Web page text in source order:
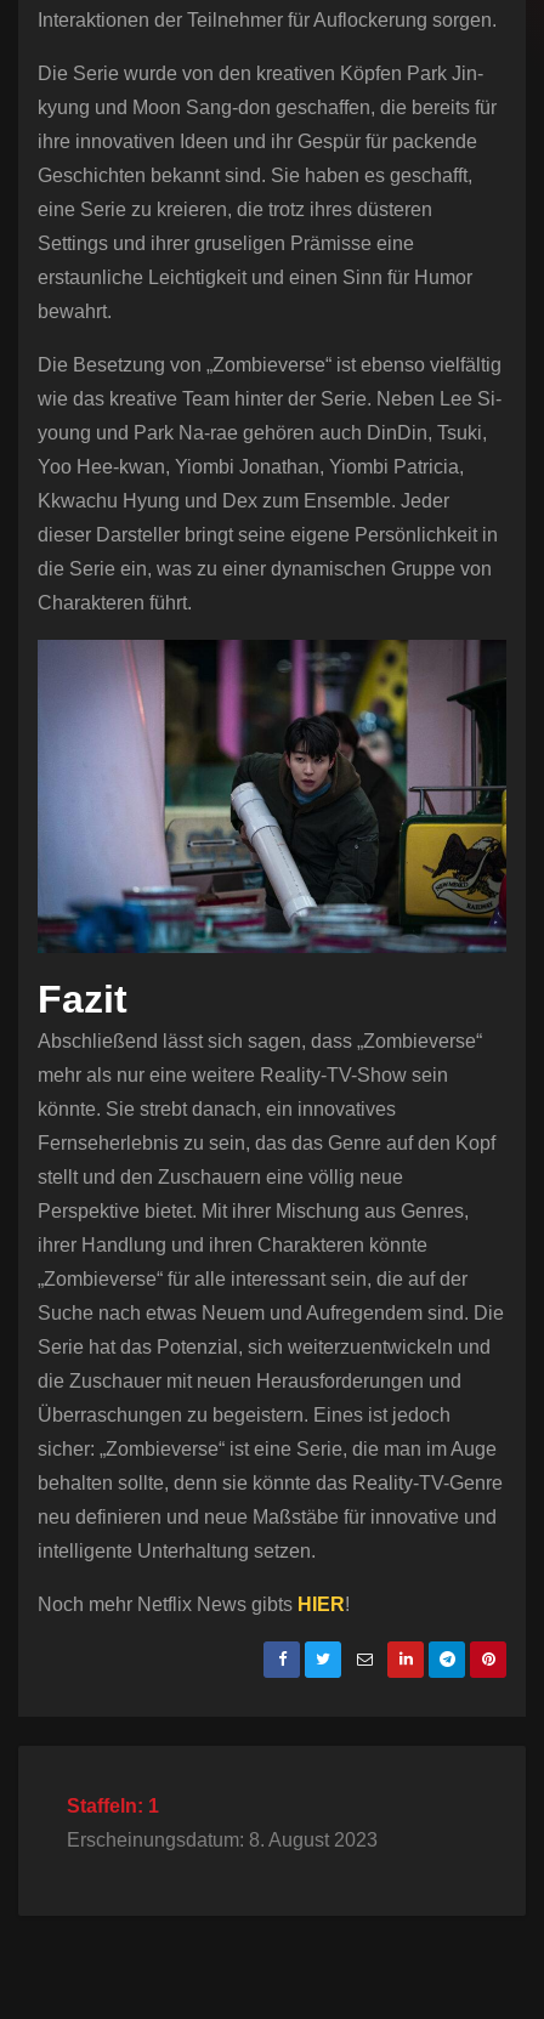
Interaktionen der Teilnehmer für Auflockerung sorgen.
Die Serie wurde von den kreativen Köpfen Park Jin-
kyung und Moon Sang-don geschaffen, die bereits für
ihre innovativen Ideen und ihr Gespür für packende
Geschichten bekannt sind. Sie haben es geschafft,
eine Serie zu kreieren, die trotz ihres düsteren
Settings und ihrer gruseligen Prämisse eine
erstaunliche Leichtigkeit und einen Sinn für Humor
bewahrt.
Die Besetzung von „Zombieverse“ ist ebenso vielfältig
wie das kreative Team hinter der Serie. Neben Lee Si-
young und Park Na-rae gehören auch DinDin, Tsuki,
Yoo Hee-kwan, Yiombi Jonathan, Yiombi Patricia,
Kkwachu Hyung und Dex zum Ensemble. Jeder
dieser Darsteller bringt seine eigene Persönlichkeit in
die Serie ein, was zu einer dynamischen Gruppe von
Charakteren führt.
Fazit
Abschließend lässt sich sagen, dass „Zombieverse“
mehr als nur eine weitere Reality-TV-Show sein
könnte. Sie strebt danach, ein innovatives
Fernseherlebnis zu sein, das das Genre auf den Kopf
stellt und den Zuschauern eine völlig neue
Perspektive bietet. Mit ihrer Mischung aus Genres,
ihrer Handlung und ihren Charakteren könnte
„Zombieverse“ für alle interessant sein, die auf der
Suche nach etwas Neuem und Aufregendem sind. Die
Serie hat das Potenzial, sich weiterzuentwickeln und
die Zuschauer mit neuen Herausforderungen und
Überraschungen zu begeistern. Eines ist jedoch
sicher: „Zombieverse“ ist eine Serie, die man im Auge
behalten sollte, denn sie könnte das Reality-TV-Genre
neu definieren und neue Maßstäbe für innovative und
intelligente Unterhaltung setzen.
Noch mehr Netflix News gibts HIER!
Staffeln: 1
Erscheinungsdatum: 8. August 2023